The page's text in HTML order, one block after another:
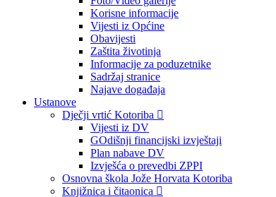
Korisne informacije
Vijesti iz Općine
Obavijesti
Zaštita životinja
Informacije za poduzetnike
Sadržaj stranice
Najave događaja
Ustanove
Dječji vrtić Kotoriba
Vijesti iz DV
GOdišnji financijski izvještaji
Plan nabave DV
Izvješća o prevedbi ZPPI
Osnovna škola Jože Horvata Kotoriba
Knjižnica i čitaonica